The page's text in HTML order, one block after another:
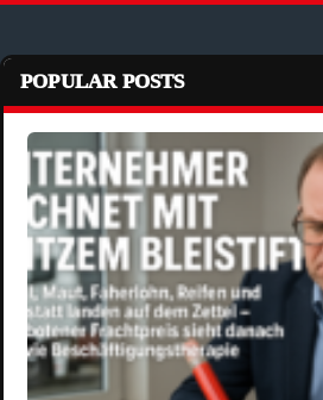
POPULAR POSTS